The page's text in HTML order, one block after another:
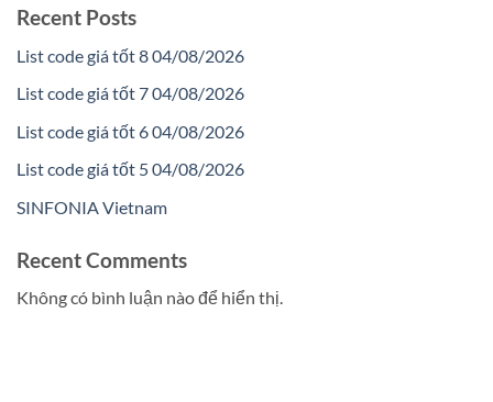
Recent Posts
List code giá tốt 8 04/08/2026
List code giá tốt 7 04/08/2026
List code giá tốt 6 04/08/2026
List code giá tốt 5 04/08/2026
SINFONIA Vietnam
Recent Comments
Không có bình luận nào để hiển thị.